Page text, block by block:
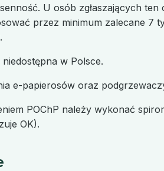
U osób zgłaszających
przez minimum zalecane 7
w Polsce.
e-papierosów oraz
POChP należy wykonać
OK).